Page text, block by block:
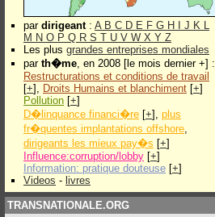
par dirigeant: A B C D E F G H J K L
M N O P Q R S T U V W X Y Z
Les plus grandes entreprises mondiales
par th�me, en 2008 [le mois dernier +] :
Restructurations et conditions de travail
[+], Droits Humains et blanchiment [+]
Pollution [+]
D�linquance financi�re [+], plus
fr�quentes implantations offshore,
dirigeants les mieux pay�s [+]
Influence:corruption/lobby [+]
Information: pratique douteuse [+]
Videos - livres
TRANSNATIONALE.ORG